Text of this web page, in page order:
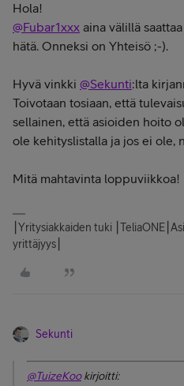
Hola!
@Fubar1xxx aina välillä
hätä. Onneksi on Yhteisö ;-).
Hyvä vinkki @Sekunti:lta
Toivotaan tosiaan, että
sellainen, että asioiden hoito
ole kehityslistalla ja jos ei ole,
Mitä mahtavinta loppuviikkoa!
⎮Yritysiakkaiden tuki
yrittäjyys⎮
Sekunti
@TuizeKookirjoitti: